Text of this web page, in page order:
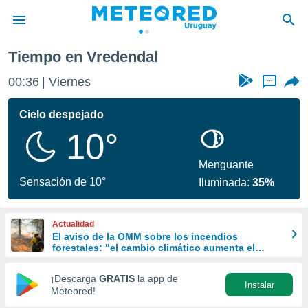
de
ha
calidad.
a este
las
y
forma
digital
basada
Tiempo en Vredendal
00:36 Viernes ...
Cielo despejado
10°
Sensación de 10°
Menguante
Iluminada:35%
Actualidad
El aviso de la OMM sobre los incendios
forestales: "el cambio climático aumenta el
¡Descarga GRATIS la app de
Meteored!
Instalar